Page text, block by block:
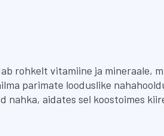
rohkelt vitamiine ja mineraale,
parimate looduslike
aidates sel koostoimes